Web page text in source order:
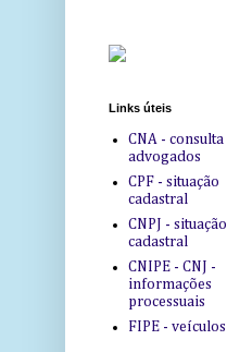
Links úteis
CNA - consulta
advogados
CPF - situação
cadastral
CNPJ - situação
cadastral
CNIPE - CNJ -
informações
processuais
FIPE - veículos